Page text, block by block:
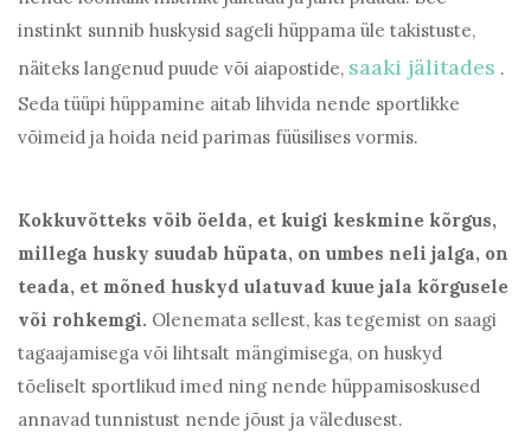
instinkt sunnib huskysid sageli hüppama üle takistuste,
näiteks langenud puude või aiapostide, saaki jälitades .
Seda tüüpi hüppamine aitab lihvida nende sportlikke
võimeid ja hoida neid parimas füüsilises vormis.
Kokkuvõtteks võib öelda, et kuigi keskmine kõrgus,
millega husky suudab hüpata, on umbes neli jalga, on
teada, et mõned huskyd ulatuvad kuue jala kõrgusele
või rohkemgi. Olenemata sellest, kas tegemist on saagi
tagaajamisega või lihtsalt mängimisega, on huskyd
tõeliselt sportlikud imed ning nende hüppamisoskused
annavad tunnistust nende jõust ja väledusest.